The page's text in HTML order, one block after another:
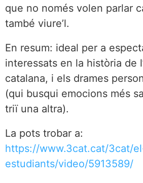
que no només volen parlar
també viure’l.
En resum: ideal per a
interessats en la història de
catalana, i els drames
(qui busqui emocions més
triï una altra).
La pots trobar a:
https://www.3cat.cat/3cat/
estudiants/video/5913589/